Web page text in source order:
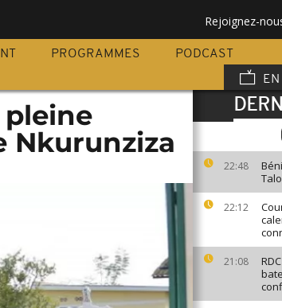
Rejoignez-
PROGRAMMES
PODCAST
EN
22:48
22:12
21:08
Nkurunziza